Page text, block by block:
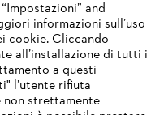
NICHT
and
informazioni sull’uso
cookie. Cliccando
all’installazione di tutti i
a questi
l’utente rifiuta
non strettamente